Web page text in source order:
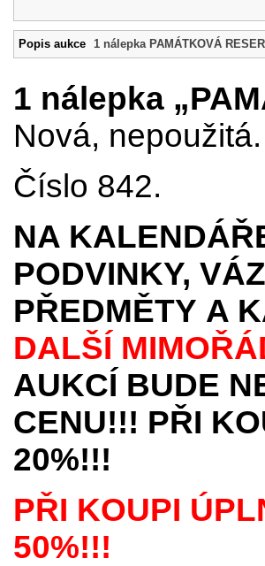
Popis aukce 1 nálepka PAMÁTKOVÁ
1 nálepka
Nová,
Číslo 842.
NA
PODVINKY,
PŘEDMĚTY A
DALŠÍ
AUKCÍ BUDE
CENU!!! PŘI
20%!!!
PŘI KOUPI
50%!!!